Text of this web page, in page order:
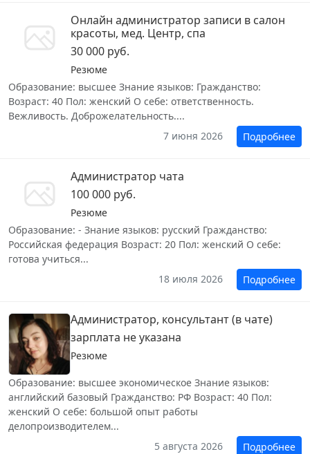
Онлайн администратор записи в салон
красоты, мед. Центр, спа
30 000 руб.
Резюме
Образование: высшее Знание языков: Гражданство:
Возраст: 40 Пол: женский О себе: ответственность.
Вежливость. Доброжелательность....
7 июня 2026
Подробнее
Администратор чата
100 000 руб.
Резюме
Образование: - Знание языков: русский Гражданство:
Российская федерация Возраст: 20 Пол: женский О себе:
готова учиться...
18 июля 2026
Подробнее
Администратор, консультант (в чате)
зарплата не указана
Резюме
Образование: высшее экономическое Знание языков:
английский базовый Гражданство: РФ Возраст: 40 Пол:
женский О себе: большой опыт работы
делопроизводителем...
5 августа 2026
Подробнее